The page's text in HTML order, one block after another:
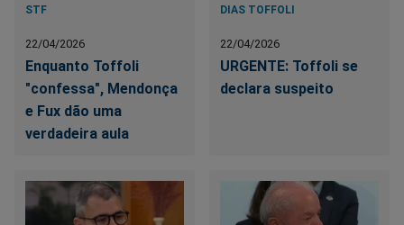
STF
22/04/2026
Enquanto Toffoli
"confessa", Mendonça
e Fux dão uma
verdadeira aula
DIAS TOFFOLI
22/04/2026
URGENTE: Toffoli se
declara suspeito